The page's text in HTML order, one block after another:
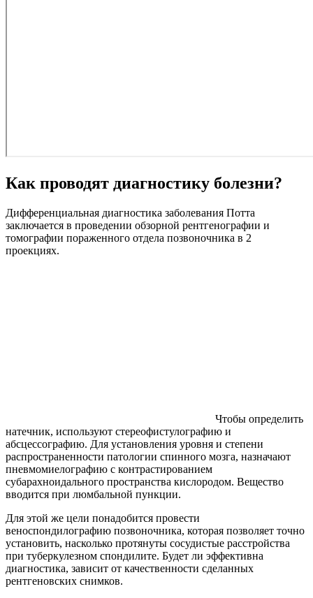
Как проводят диагностику болезни?
Дифференциальная диагностика заболевания Потта
заключается в проведении обзорной рентгенографии и
томографии пораженного отдела позвоночника в 2
проекциях.
Чтобы определить
натечник, используют стереофистулографию и
абсцессографию. Для установления уровня и степени
распространенности патологии спинного мозга, назначают
пневмомиелографию с контрастированием
субарахноидального пространства кислородом. Вещество
вводится при люмбальной пункции.
Для этой же цели понадобится провести
веноспондилографию позвоночника, которая позволяет точно
установить, насколько протянуты сосудистые расстройства
при туберкулезном спондилите. Будет ли эффективна
диагностика, зависит от качественности сделанных
рентгеновских снимков.